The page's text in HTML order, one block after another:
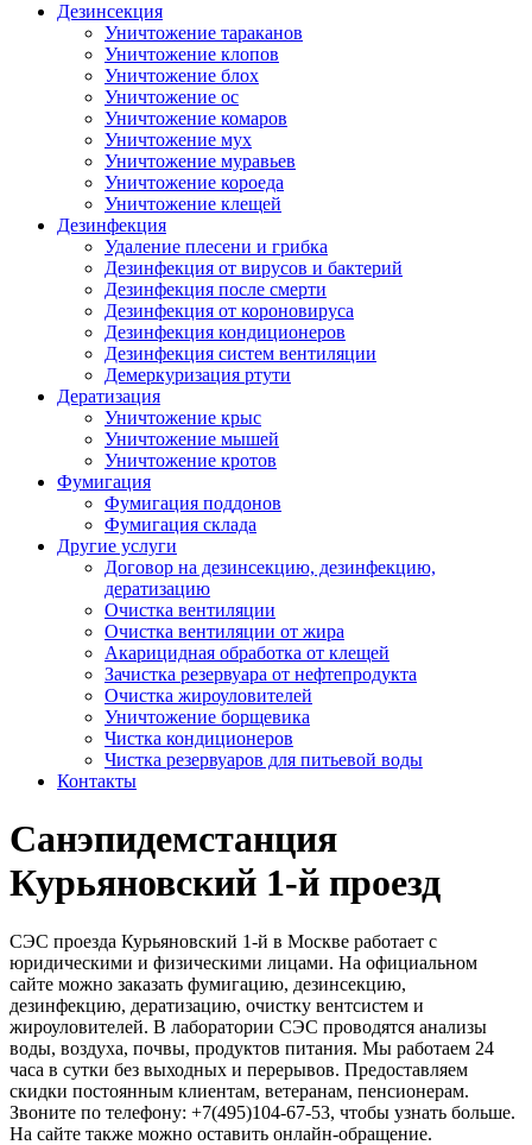
Дезинсекция
Уничтожение тараканов
Уничтожение клопов
Уничтожение блох
Уничтожение ос
Уничтожение комаров
Уничтожение мух
Уничтожение муравьев
Уничтожение короеда
Уничтожение клещей
Дезинфекция
Удаление плесени и грибка
Дезинфекция от вирусов и бактерий
Дезинфекция после смерти
Дезинфекция от короновируса
Дезинфекция кондиционеров
Дезинфекция систем вентиляции
Демеркуризация ртути
Дератизация
Уничтожение крыс
Уничтожение мышей
Уничтожение кротов
Фумигация
Фумигация поддонов
Фумигация склада
Другие услуги
Договор на дезинсекцию, дезинфекцию,
дератизацию
Очистка вентиляции
Очистка вентиляции от жира
Акарицидная обработка от клещей
Зачистка резервуара от нефтепродукта
Очистка жироуловителей
Уничтожение борщевика
Чистка кондиционеров
Чистка резервуаров для питьевой воды
Контакты
Санэпидемстанция
Курьяновский 1-й проезд
СЭС проезда Курьяновский 1-й в Москве работает с
юридическими и физическими лицами. На официальном
сайте можно заказать фумигацию, дезинсекцию,
дезинфекцию, дератизацию, очистку вентсистем и
жироуловителей. В лаборатории СЭС проводятся анализы
воды, воздуха, почвы, продуктов питания. Мы работаем 24
часа в сутки без выходных и перерывов. Предоставляем
скидки постоянным клиентам, ветеранам, пенсионерам.
Звоните по телефону: +7(495)104-67-53, чтобы узнать больше.
На сайте также можно оставить онлайн-обращение.